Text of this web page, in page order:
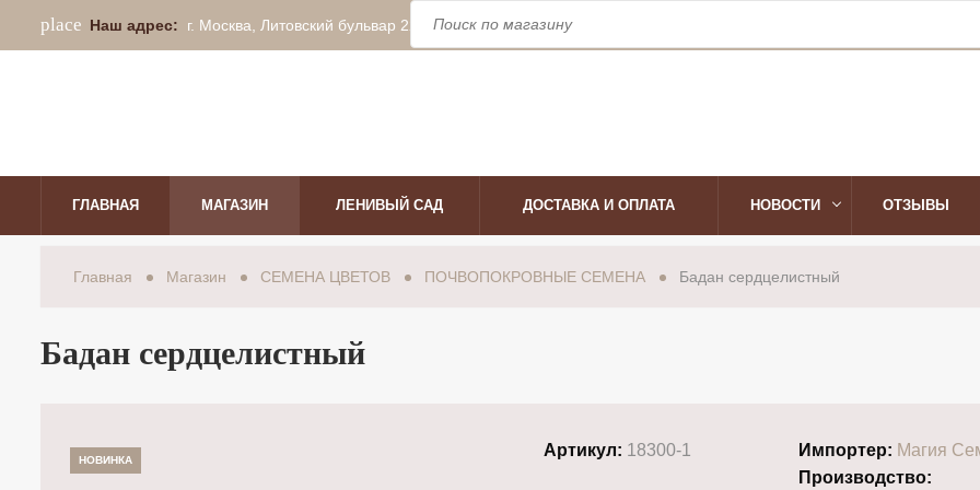
place Наш адрес: г. Москва, Литовский бульвар 22 access_time Время работы:
ГЛАВНАЯ МАГАЗИН ЛЕНИВЫЙ САД ДОСТАВКА И ОПЛАТА НОВОСТИ ОТЗЫВЫ
Главная Магазин СЕМЕНА ЦВЕТОВ ПОЧВОПОКРОВНЫЕ СЕМЕНА Бадан сердцелистный
Бадан сердцелистный
НОВИНКА
Артикул: 18300-1 Импортер: Магия
Производство: